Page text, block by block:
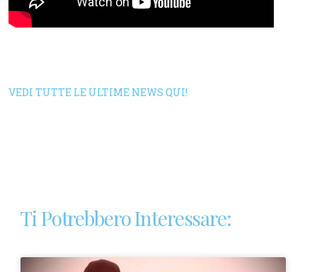
VEDI TUTTE LE ULTIME NEWS QUI!
Ti Potrebbero Interessare: